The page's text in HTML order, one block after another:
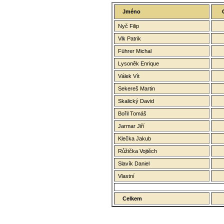
Jméno
Nyč Filip
Vlk Patrik
Führer Michal
Lysoněk Enrique
Válek Vít
Sekereš Martin
Skalický David
Bořil Tomáš
Jarmar Jiří
Klečka Jakub
Růžička Vojtěch
Slavík Daniel
Vlastní
Celkem